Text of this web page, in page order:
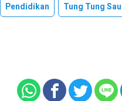
Pendidikan Tung Tung